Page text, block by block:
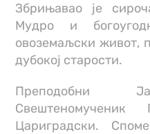
Збрињавао је
Мудро и
овоземаљски живот,
дубокој старости.
Преподобни
Свештеномученик
Цариградски.